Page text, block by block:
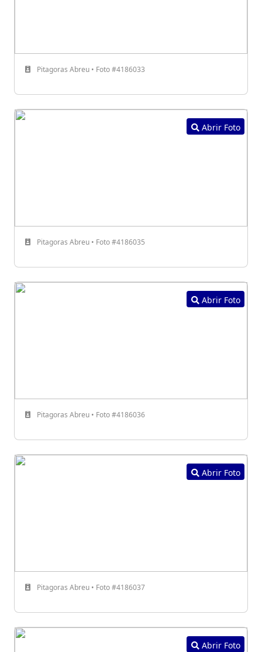
Pitagoras Abreu • Foto #4186033
Abrir Foto
Pitagoras Abreu • Foto #4186035
Abrir Foto
Pitagoras Abreu • Foto #4186036
Abrir Foto
Pitagoras Abreu • Foto #4186037
Abrir Foto